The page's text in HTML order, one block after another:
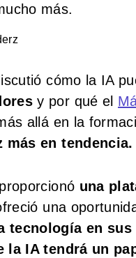
más.
cómo la IA
y por qué el
allá en la
más en tendencia.
una
una
tecnología en
la IA tendrá un